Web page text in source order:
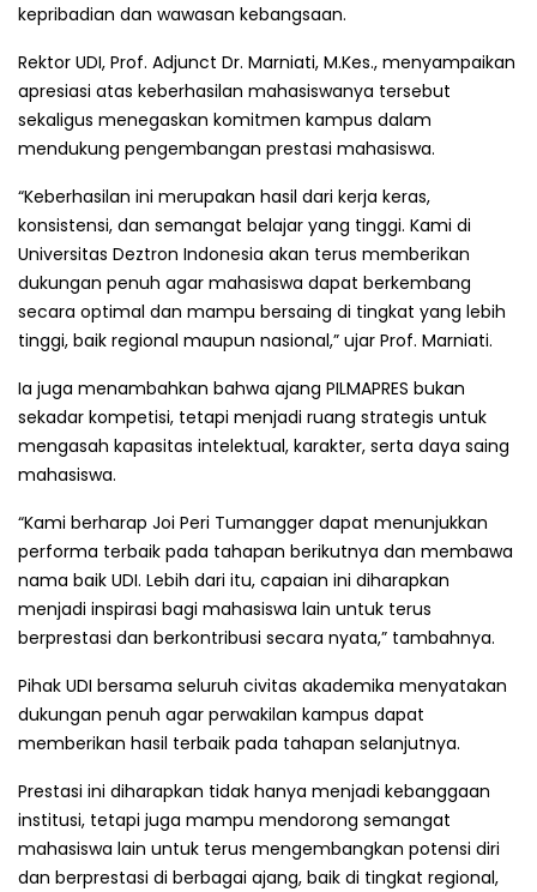
kepribadian dan wawasan kebangsaan.
Rektor UDI, Prof. Adjunct Dr. Marniati, M.Kes., menyampaikan
apresiasi atas keberhasilan mahasiswanya tersebut
sekaligus menegaskan komitmen kampus dalam
mendukung pengembangan prestasi mahasiswa.
“Keberhasilan ini merupakan hasil dari kerja keras,
konsistensi, dan semangat belajar yang tinggi. Kami di
Universitas Deztron Indonesia akan terus memberikan
dukungan penuh agar mahasiswa dapat berkembang
secara optimal dan mampu bersaing di tingkat yang lebih
tinggi, baik regional maupun nasional,” ujar Prof. Marniati.
Ia juga menambahkan bahwa ajang PILMAPRES bukan
sekadar kompetisi, tetapi menjadi ruang strategis untuk
mengasah kapasitas intelektual, karakter, serta daya saing
mahasiswa.
“Kami berharap Joi Peri Tumangger dapat menunjukkan
performa terbaik pada tahapan berikutnya dan membawa
nama baik UDI. Lebih dari itu, capaian ini diharapkan
menjadi inspirasi bagi mahasiswa lain untuk terus
berprestasi dan berkontribusi secara nyata,” tambahnya.
Pihak UDI bersama seluruh civitas akademika menyatakan
dukungan penuh agar perwakilan kampus dapat
memberikan hasil terbaik pada tahapan selanjutnya.
Prestasi ini diharapkan tidak hanya menjadi kebanggaan
institusi, tetapi juga mampu mendorong semangat
mahasiswa lain untuk terus mengembangkan potensi diri
dan berprestasi di berbagai ajang, baik di tingkat regional,